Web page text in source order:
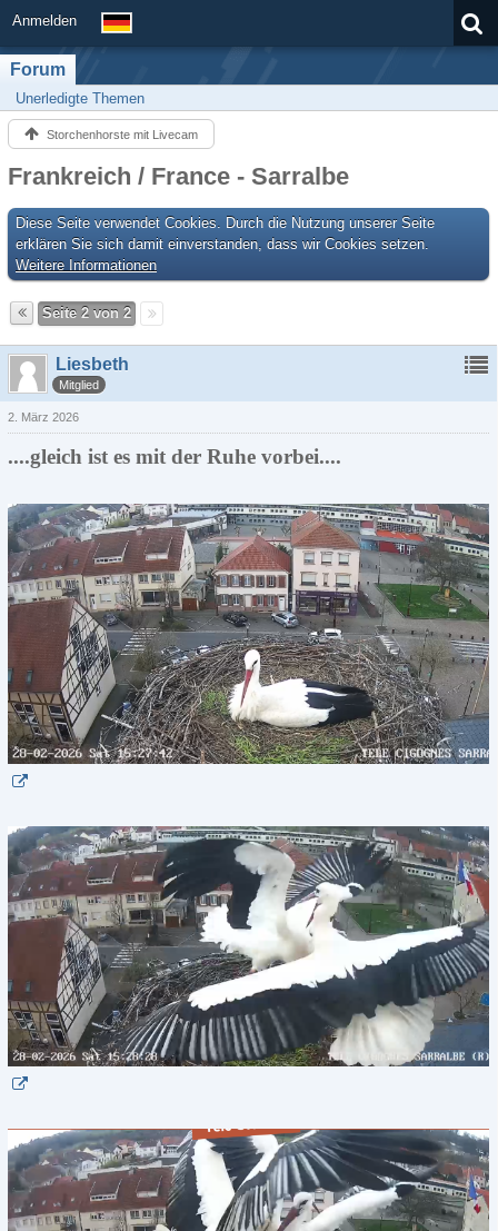
Anmelden
Forum
Unerledigte Themen
Storchenhorste mit Livecam
Frankreich / France - Sarralbe
Diese Seite verwendet Cookies. Durch die Nutzung unserer Seite
erklären Sie sich damit einverstanden, dass wir Cookies setzen.
Weitere Informationen
Seite 2 von 2
Liesbeth
Mitglied
2. März 2026
....gleich ist es mit der Ruhe vorbei....